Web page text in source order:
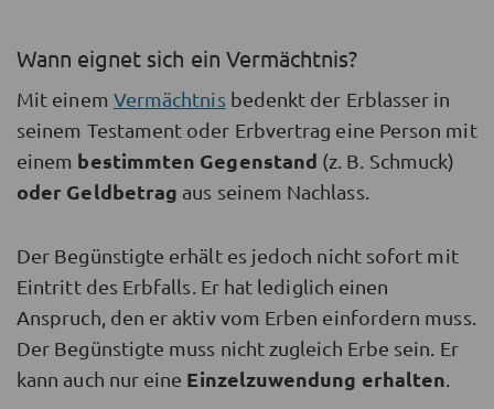
Wann eignet sich ein Vermächtnis?
Mit einem Vermächtnisbedenkt der Erblasser in
seinem Testament oder Erbvertrag eine Person mit
einem bestimmten Gegenstand (z. B. Schmuck)
oder Geldbetrag aus seinem Nachlass.
Der Begünstigte erhält es jedoch nicht sofort mit
Eintritt des Erbfalls. Er hat lediglich einen
Anspruch, den er aktiv vom Erben einfordern muss.
Der Begünstigte muss nicht zugleich Erbe sein. Er
kann auch nur eine Einzelzuwendung erhalten.